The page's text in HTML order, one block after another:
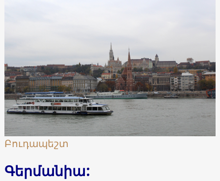
Բուդապեշտ
Գերմանիա: